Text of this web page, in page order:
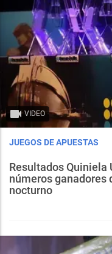
VIDEO
JUEGOS DE APUESTAS
Resultados Quiniela
números ganadores
nocturno